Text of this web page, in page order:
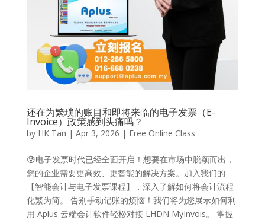
还在为繁琐的账目和即将来临的电子发票（E-
Invoice）政策感到头痛吗？
by HK Tan | Apr 3, 2026 | Free Online Class
😰电子发票时代已经全面开启！想要在市场中脱颖而出，
您的企业需要更高效、更智能的解决方案。加入我们的
【智能会计与电子发票课程】，深入了解如何将会计流程
化繁为简。 告别手动记账的烦恼！我们将为您展示如何利
用 Aplus 云端会计软件轻松对接 LHDN MyInvois。 掌握